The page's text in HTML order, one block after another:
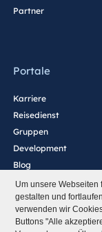
Um unsere Webseiten
gestalten und
verwenden wir
Buttons "Alle
Partner
Portale
Karriere
Reisedienst
Gruppen
Development
Blog